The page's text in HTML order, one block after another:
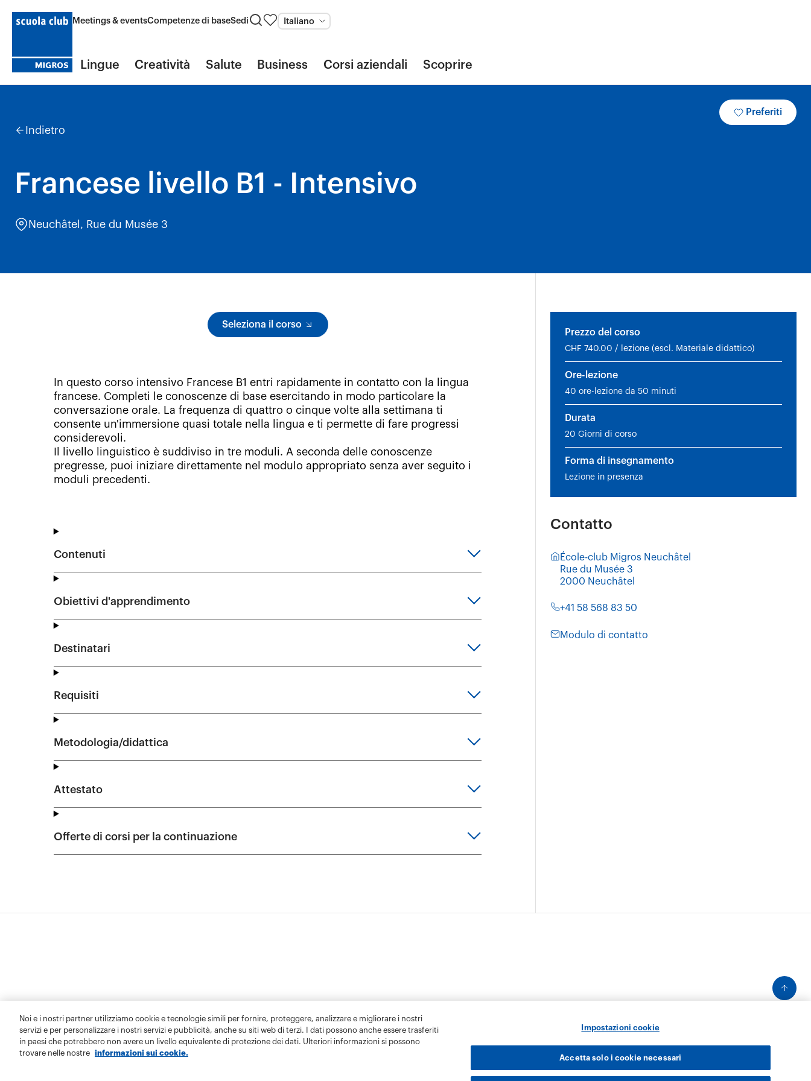
Noi e i nostri partner utilizziamo cookie e tecnologie simili per fornire, proteggere, analizzare e migliorare i nostri
servizi e per personalizzare i nostri servizi e pubblicità, anche su siti web di terzi. I dati possono anche essere trasferiti
in paesi che potrebbero non avere un livello equivalente di protezione dei dati. Ulteriori informazioni si possono
trovare nelle nostre
informazioni sui cookie.
Impostazioni cookie
Accetta solo i cookie necessari